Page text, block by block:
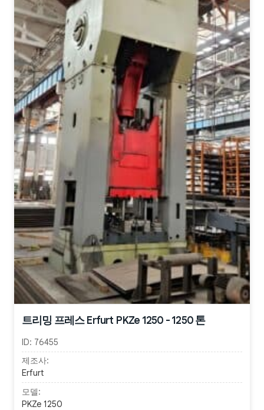
트리밍 프레스 Erfurt PKZe 1250 - 1250 톤
ID: 76455
제조사:
Erfurt
모델:
PKZe 1250